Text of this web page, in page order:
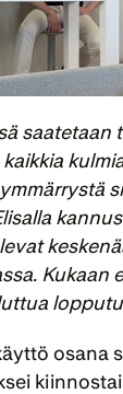
saatetaan
Kukaan
osana